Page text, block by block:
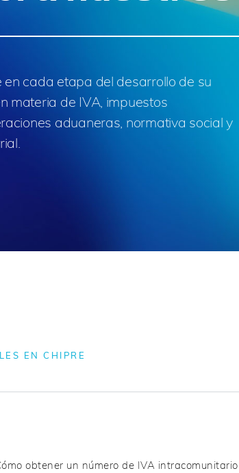
en cada etapa del desarrollo de su
materia de IVA, impuestos
aduaneras, normativa social y
EN CHIPRE
obtener un número de IVA